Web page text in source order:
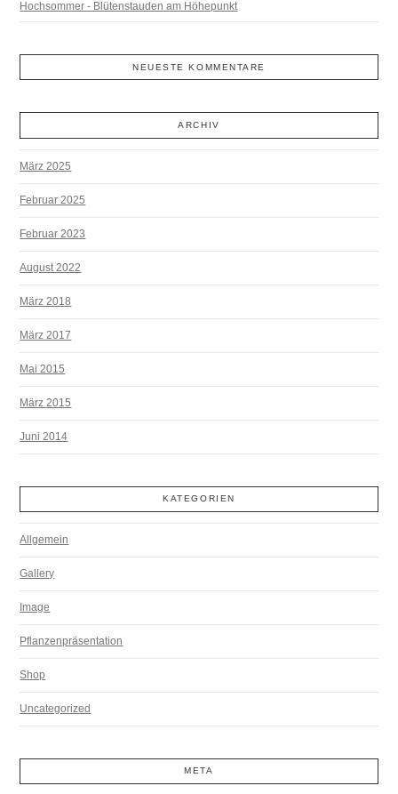
Hochsommer - Blütenstauden am Höhepunkt
NEUESTE KOMMENTARE
ARCHIV
März 2025
Februar 2025
Februar 2023
August 2022
März 2018
März 2017
Mai 2015
März 2015
Juni 2014
KATEGORIEN
Allgemein
Gallery
Image
Pflanzenpräsentation
Shop
Uncategorized
META